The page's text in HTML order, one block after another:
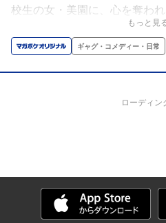
校生の女・美園に、心を奪わ
して前に進めない金守に代わ
えたいのだが――!?敬愛する会
どない！完全無欠の副会長・
ディ!!
もっと見
ギャグ・コメディー・日常
ローディン